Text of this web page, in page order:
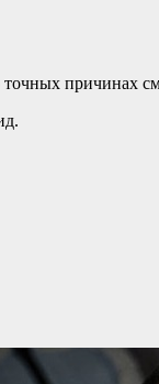
причинах